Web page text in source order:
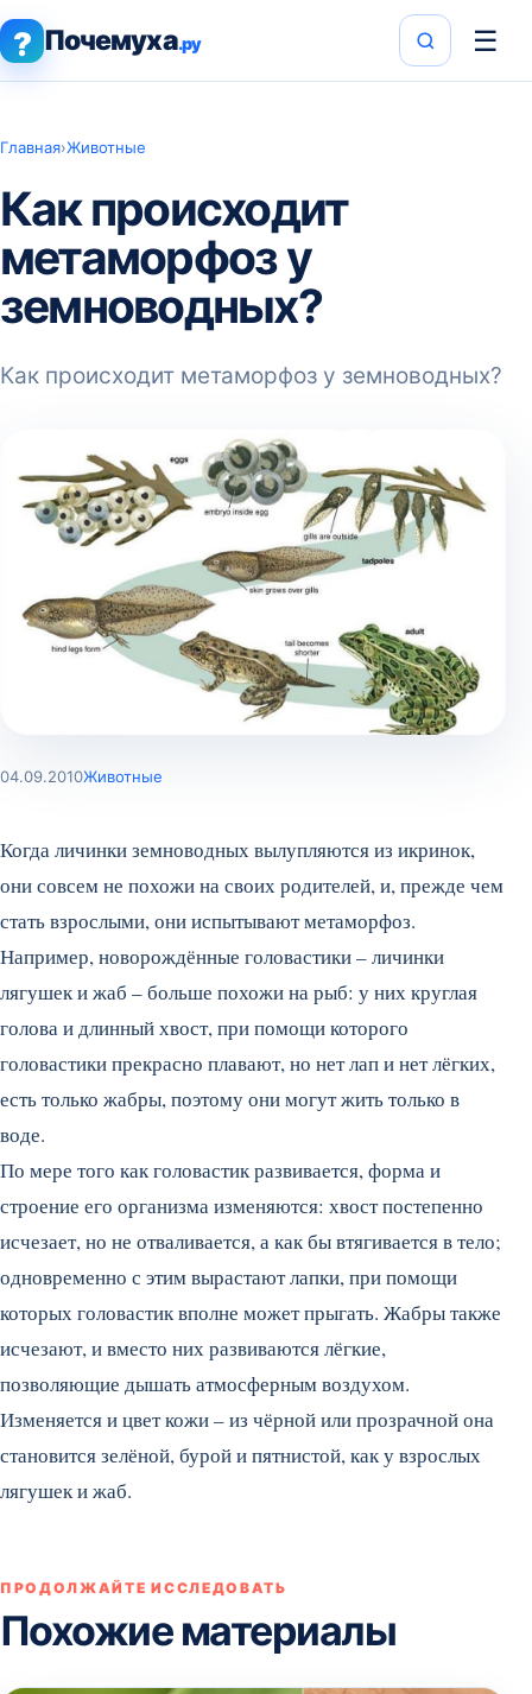
? Почемуха.ру ☰
Главная›Животные
Как происходит
метаморфоз у
земноводных?
Как происходит метаморфоз у земноводных?
04.09.2010Животные
Когда личинки земноводных вылупляются из икринок,
они совсем не похожи на своих родителей, и, прежде чем
стать взрослыми, они испытывают метаморфоз.
Например, новорождённые головастики – личинки
лягушек и жаб – больше похожи на рыб: у них круглая
голова и длинный хвост, при помощи которого
головастики прекрасно плавают, но нет лап и нет лёгких,
есть только жабры, поэтому они могут жить только в
воде.
По мере того как головастик развивается, форма и
строение его организма изменяются: хвост постепенно
исчезает, но не отваливается, а как бы втягивается в тело;
одновременно с этим вырастают лапки, при помощи
которых головастик вполне может прыгать. Жабры также
исчезают, и вместо них развиваются лёгкие,
позволяющие дышать атмосферным воздухом.
Изменяется и цвет кожи – из чёрной или прозрачной она
становится зелёной, бурой и пятнистой, как у взрослых
лягушек и жаб.
ПРОДОЛЖАЙТЕ ИССЛЕДОВАТЬ
Похожие материалы